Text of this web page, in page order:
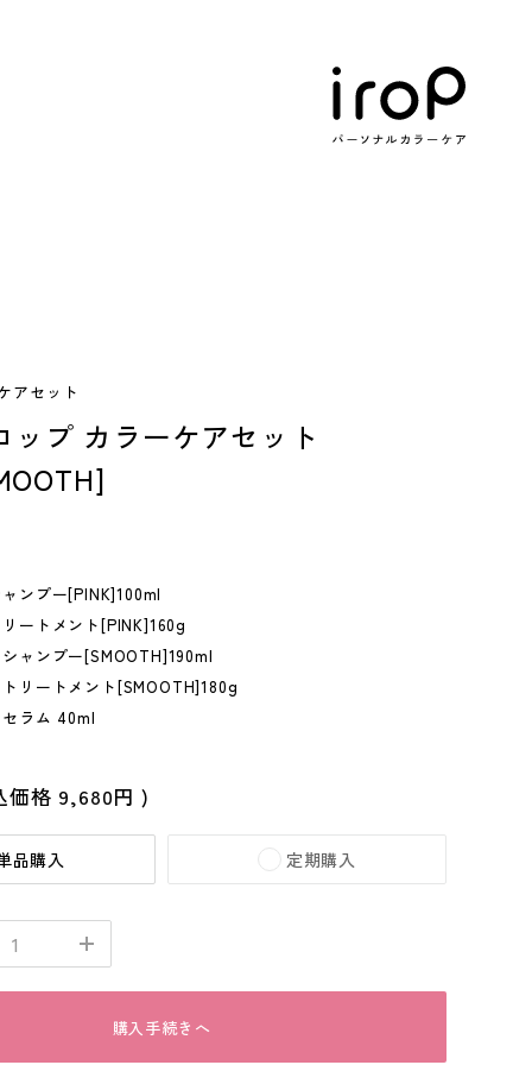
アセット
ップ カラーケアセット
ンプー[PINK]100ml
ートメント[PINK]160g
ャンプー[SMOOTH]190ml
リートメント[SMOOTH]180g
ラム 40ml
価格 9,680円 )
品購入 定期購入
購入手続きへ